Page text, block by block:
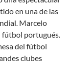
en una de las
Marcelo
fútbol portugués.
del fútbol
clubes